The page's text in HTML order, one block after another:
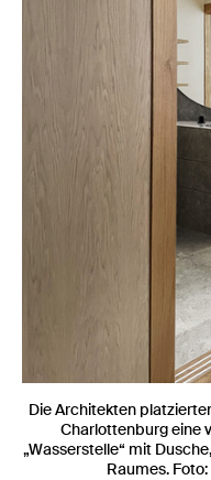
Die Architekten
Charlottenburg eine
„Wasserstelle“ mit
Raumes.